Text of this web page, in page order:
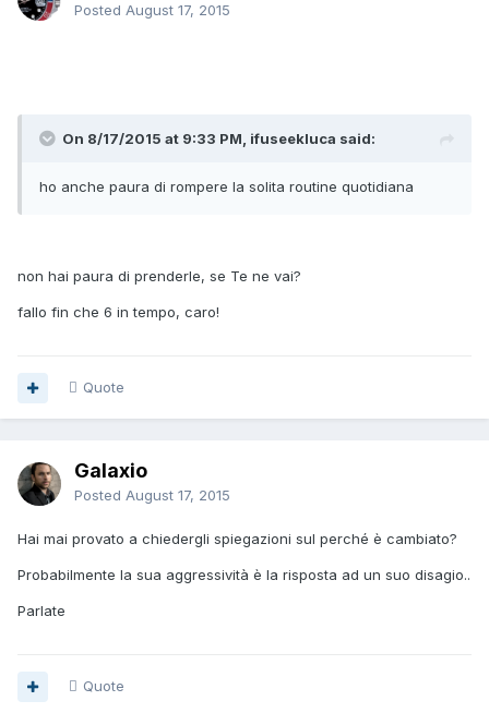
Posted August 17, 2015
On 8/17/2015 at 9:33 PM, ifuseekluca said:
ho anche paura di rompere la solita routine quotidiana
non hai paura di prenderle, se Te ne vai?
fallo fin che 6 in tempo, caro!
Quote
Galaxio
Posted August 17, 2015
Hai mai provato a chiedergli spiegazioni sul perché è cambiato?
Probabilmente la sua aggressività è la risposta ad un suo disagio..
Parlate
Quote